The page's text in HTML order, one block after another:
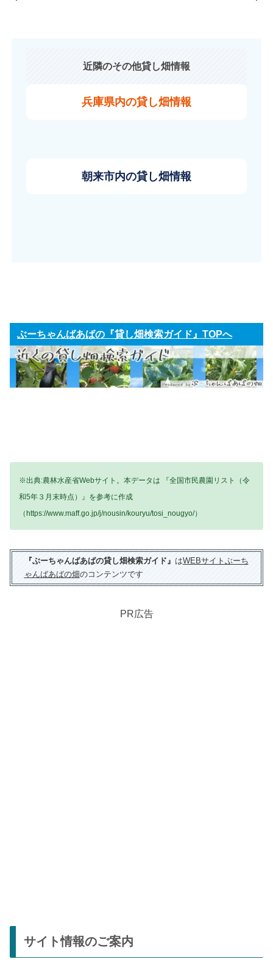
近隣のその他貸し畑情報
兵庫県内の貸し畑情報
朝来市内の貸し畑情報
ぶーちゃんばあばの『貸し畑検索ガイド』TOPへ
※出典:農林水産省Webサイト。本データは 『全国市民農園リスト（令
和5年３月末時点）』を参考に作成
（https://www.maff.go.jp/j/nousin/kouryu/tosi_nougyo/）
『ぶーちゃんばあばの貸し畑検索ガイド』 はWEBサイトぶーち
ゃんばあばの畑のコンテンツです
PR広告
サイト情報のご案内